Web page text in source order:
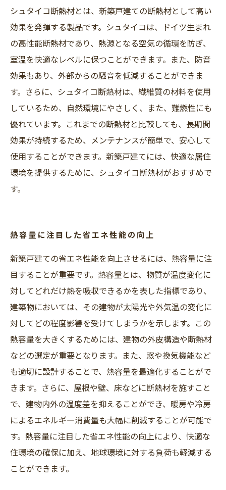
シュタイコ断熱材とは、新築戸建ての断熱材として高い
効果を発揮する製品です。シュタイコは、ドイツ生まれ
の高性能断熱材であり、熱源となる空気の循環を防ぎ、
室温を快適なレベルに保つことができます。また、防音
効果もあり、外部からの騒音を低減することができま
す。さらに、シュタイコ断熱材は、繊維質の材料を使用
しているため、自然環境にやさしく、また、難燃性にも
優れています。これまでの断熱材と比較しても、長期間
効果が持続するため、メンテナンスが簡単で、安心して
使用することができます。新築戸建てには、快適な居住
環境を提供するために、シュタイコ断熱材がおすすめで
す。
熱容量に注目した省エネ性能の向上
新築戸建ての省エネ性能を向上させるには、熱容量に注
目することが重要です。熱容量とは、物質が温度変化に
対してどれだけ熱を吸収できるかを表した指標であり、
建築物においては、その建物が太陽光や外気温の変化に
対してどの程度影響を受けてしまうかを示します。この
熱容量を大きくするためには、建物の外皮構造や断熱材
などの選定が重要となります。また、窓や換気機能など
も適切に設計することで、熱容量を最適化することがで
きます。さらに、屋根や壁、床などに断熱材を施すこと
で、建物内外の温度差を抑えることができ、暖房や冷房
によるエネルギー消費量も大幅に削減することが可能で
す。熱容量に注目した省エネ性能の向上により、快適な
住環境の確保に加え、地球環境に対する負荷も軽減する
ことができます。